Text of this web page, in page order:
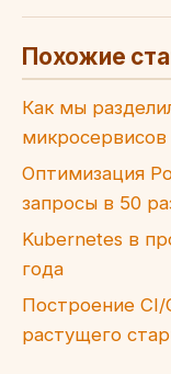
Похожие
Как мы
Оптимизация
запросы в 50
Kubernetes в
года
Построение CI/
растущего